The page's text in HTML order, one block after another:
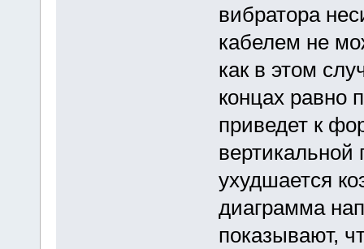
вибратора
кабелем не
как в этом
концах равно
приведет к
ухудшается
диаграмма
показывают,